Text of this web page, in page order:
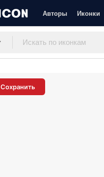
Авторы Иконки
Сохранить